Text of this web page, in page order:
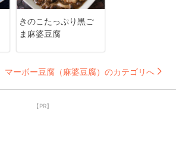
きのこたっぷり黒ご
ま麻婆豆腐
マーボー豆腐（麻婆豆腐）のカテゴリへ
【PR】